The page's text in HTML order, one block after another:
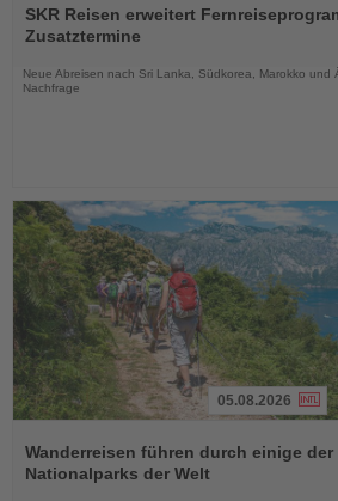
Sie
die
SKR Reisen erweitert
Zusatztermine
Neue Abreisen nach Sri Lanka, Südkorea, Marokko
Nachfrage
Sie
die
Nachrichten
05.08.2026
Wanderreisen führen durch einige
Nationalparks der Welt